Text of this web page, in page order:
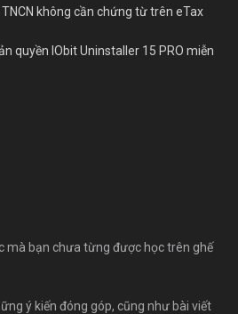
không cần chứng từ trên eTax
quyền IObit Uninstaller 15 PRO miễn
mà bạn chưa từng được học trên ghế
ý kiến đóng góp, cũng như bài viết